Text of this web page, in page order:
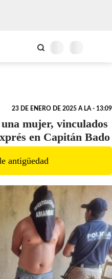
23 DE ENERO DE 2025 A LA - 13:09
mujer, vinculados
en Capitán Bado
antigüedad